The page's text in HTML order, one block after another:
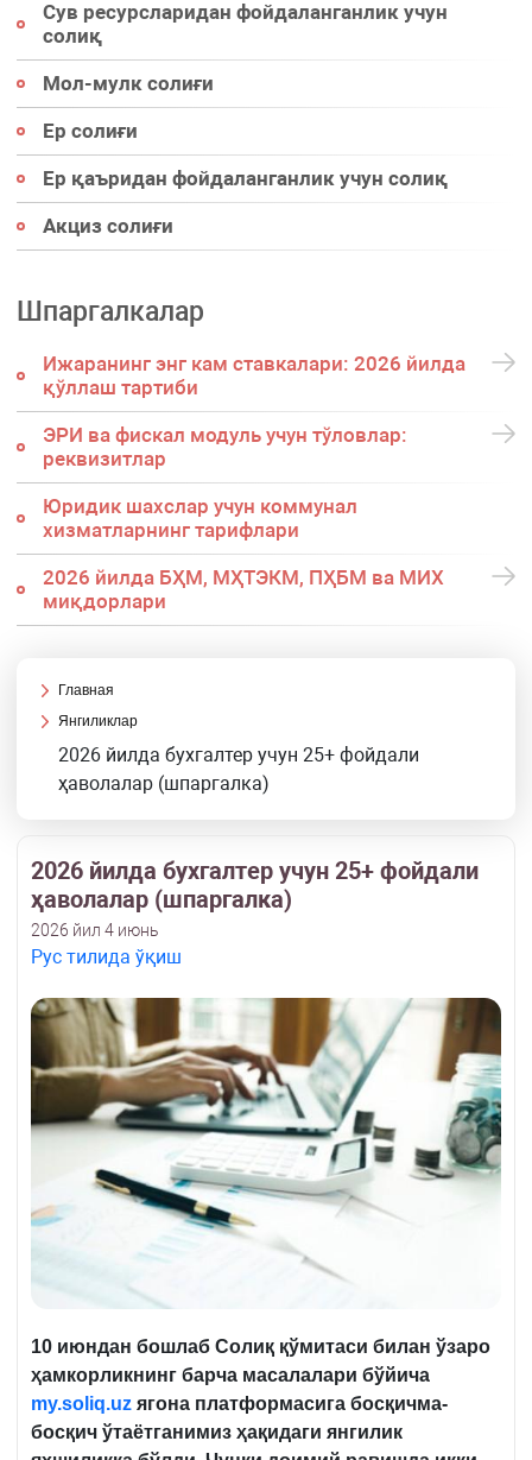
Сув ресурсларидан фойдаланганлик учун
солиқ
Мол-мулк солиғи
Ер солиғи
Ер қаъридан фойдаланганлик учун солиқ
Акциз солиғи
Шпаргалкалар
Ижаранинг энг кам ставкалари: 2026 йилда
қўллаш тартиби
ЭРИ ва фискал модуль учун тўловлар:
реквизитлар
Юридик шахслар учун коммунал
хизматларнинг тарифлари
2026 йилда БҲМ, МҲТЭКМ, ПҲБМ ва МИХ
миқдорлари
Главная
Янгиликлар
2026 йилда бухгалтер учун 25+ фойдали
ҳаволалар (шпаргалка)
2026 йилда бухгалтер учун 25+ фойдали
ҳаволалар (шпаргалка)
2026 йил 4 июнь
Рус тилида ўқиш
10 июндан бошлаб Солиқ қўмитаси билан ўзаро
ҳамкорликнинг барча масалалари бўйича
my.soliq.uz ягона платформасига босқичма-
босқич ўтаётганимиз ҳақидаги янгилик